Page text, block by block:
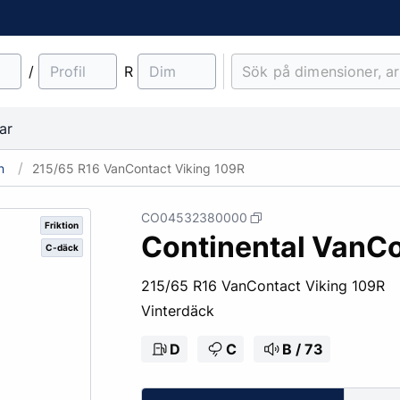
/ R
Lantbruk
Entreprenad & Maskiner
Lastbilsfälgar
O-ringar
Fälgtillbehör
Pinnbultar
Fälgskydd
Bult & Mutter
215/65 R16 VanContact Viking 109R
Friktion
C-däck
CO04532380000
Continental
215/65 R16 VanContact Viking 109R
Vinterdäck
D C B / 73